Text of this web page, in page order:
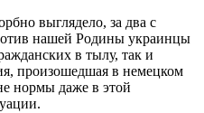
выглядело, за два с
нашей Родины украинцы
в тылу, так и
произошедшая в немецком
нормы даже в этой